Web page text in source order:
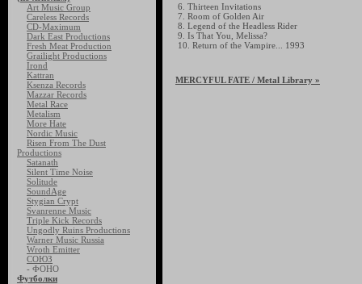
Art Music Group
Careless Records
CD-Maximum
Dark East Productions
Fresh Meat Production
Grailight Productions
Irond
Kattran
Ksenza Records
Mazzar Records
Metal Race
Metalism
More Hate
Nordic Music
Risen From The Dust
Productions
Satanath
Silent Time Noise
Solitude
SoundAge
Stygian Crypt
Svanrenne Music
Triple Kick Records
Ungodly Ruins Productions
Warner Music Russia
Wroth Emitter
СОЮЗ
- ФОНО
Футболки
6. Thirteen Invitations
7. Room of Golden Air
8. Legend of the Headless Rider
9. Is That You, Melissa?
10. Return of the Vampire... 1993
MERCYFUL FATE / Metal Library »